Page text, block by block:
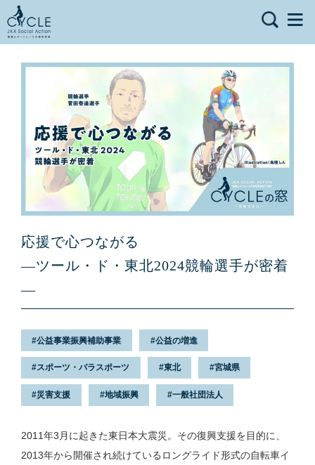
応援で心つながる
―ツール・ド・東北2024競輪選手が密着
―
公益事業振興補助事業 公益の増進
スポーツ・パラスポーツ 東北 宮城県
災害支援 地域振興 一般社団法人
2011年3月に起きた東日本大震災。その復興支援を目的に、
2013年から開催され続けているロングライド形式の自転車イ